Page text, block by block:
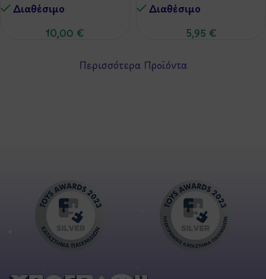
Διαθέσιμo
10,00 €
Διαθέσιμo
5,95 €
Περισσότερα Προϊόντα